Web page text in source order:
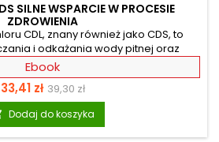
SILNE WSPARCIE W PROCESIE
ZDROWIENIA
CDL, znany również jako CDS, to
i odkażania wody pitnej oraz
Jest łagodnym preparatem bez
pH. Dzięki tej książce poznasz
samodzielnie przygotować CDL i
dawki, aby osiągnąć najlepsze
Można go aplikować zewnętrznie,
od rodzaju choroby prowadzi do
Ebook
Cena
33,41 zł Cena
podstawowa
39,30 zł
Dodaj do koszyka